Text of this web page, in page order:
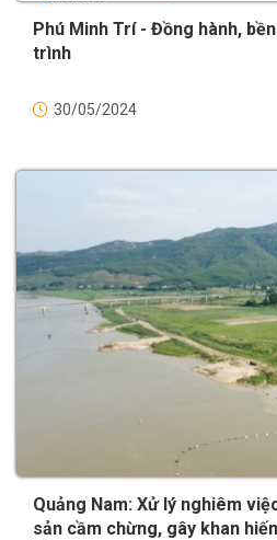
Phú Minh Trí - Đồng hành,
trình
30/05/2024
Quảng Nam: Xử lý nghiêm
sản cầm chừng, gây khan